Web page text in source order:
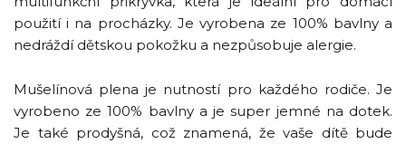
použití i na procházky. Je vyrobena ze 100% bavlny a
nedráždí dětskou pokožku a nezpůsobuje alergie.
Mušelínová plena je nutností pro každého rodiče. Je
vyrobeno ze 100% bavlny a je super jemné na dotek.
Je také prodyšná, což znamená, že vaše dítě bude